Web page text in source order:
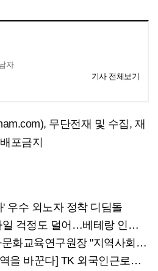
자
기사 전체보기
무단전재 및 수집, 재
배포금지
우수 외노자 정착 디딤돌
정도 덜어…베테랑 인력 탈바꿈
원장 "지역사회 원하는 일꾼 성장 길 터줘야"
TK 외국인근로자 3만명 '인구소멸' 대안